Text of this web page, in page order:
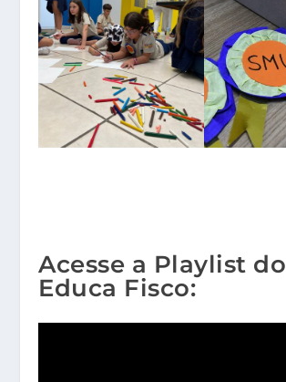
Acesse a Playlist do
Educa Fisco: